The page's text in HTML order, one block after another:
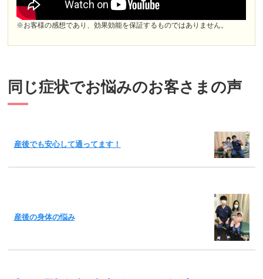
※お客様の感想であり、効果効能を保証するものではありません。
同じ症状でお悩みのお客さまの声
産後でも安心して通ってます！
産後の身体の悩み